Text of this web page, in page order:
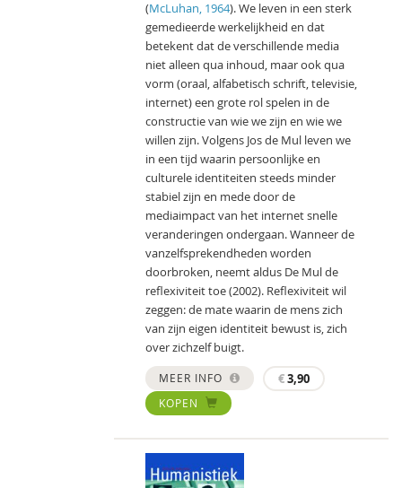
(McLuhan, 1964). We leven in een sterk
gemedieerde werkelijkheid en dat
betekent dat de verschillende media
niet alleen qua inhoud, maar ook qua
vorm (oraal, alfabetisch schrift, televisie,
internet) een grote rol spelen in de
constructie van wie we zijn en wie we
willen zijn. Volgens Jos de Mul leven we
in een tijd waarin persoonlijke en
culturele identiteiten steeds minder
stabiel zijn en mede door de
mediaimpact van het internet snelle
veranderingen ondergaan. Wanneer de
vanzelfsprekendheden worden
doorbroken, neemt aldus De Mul de
reflexiviteit toe (2002). Reflexiviteit wil
zeggen: de mate waarin de mens zich
van zijn eigen identiteit bewust is, zich
over zichzelf buigt.
MEER INFO €3,90
KOPEN